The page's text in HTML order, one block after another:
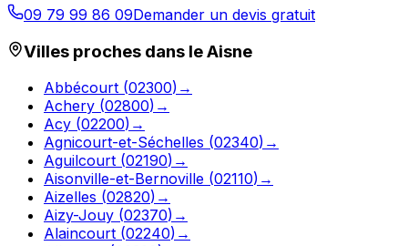
09 79 99 86 09Demander un devis gratuit
Villes proches dans leAisne
Abbécourt (02300) →
Achery (02800) →
Acy (02200) →
Agnicourt-et-Séchelles (02340) →
Aguilcourt (02190) →
Aisonville-et-Bernoville (02110) →
Aizelles (02820) →
Aizy-Jouy (02370) →
Alaincourt (02240) →